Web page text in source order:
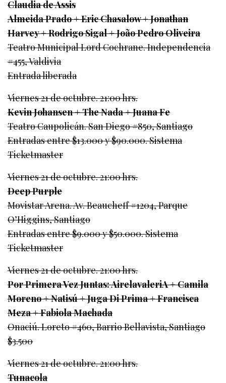
Claudia de Assis
Almeida Prado + Eric Chasalow + Jonathan
Harvey + Rodrigo Sigal + João Pedro Oliveira
Teatro Municipal Lord Cochrane. Independencia
#455, Valdivia
Entrada liberada
Viernes 21 de octubre. 21:00 hrs.
Kevin Johansen + The Nada + Juana Fe
Teatro Caupolicán. San Diego #850, Santiago
Entradas entre $13.000 y $90.000. Sistema
Ticketmaster
Viernes 21 de octubre. 21:00 hrs.
Deep Purple
Movistar Arena. Av. Beaucheff #1204, Parque
O’Higgins, Santiago
Entradas entre $9.000 y $50.000. Sistema
Ticketmaster
Viernes 21 de octubre. 21:00 hrs.
Por Primera Vez Juntas: AirelavaleriA + Camila
Moreno + Natisú + Juga Di Prima + Francisca
Meza + Fabiola Machada
Onaciú. Loreto #460, Barrio Bellavista, Santiago
$3.500
Viernes 21 de octubre. 21:00 hrs.
Tunacola